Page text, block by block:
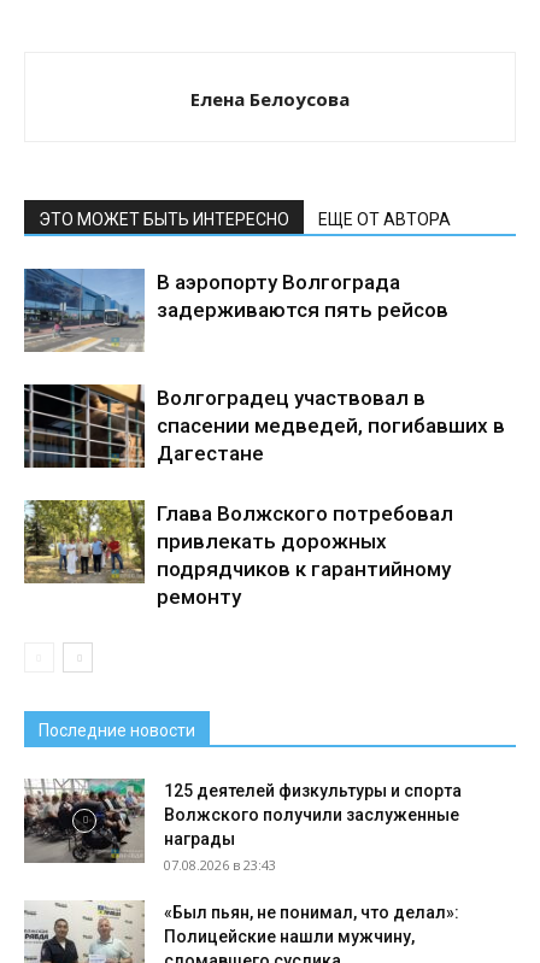
Елена Белоусова
ЭТО МОЖЕТ БЫТЬ ИНТЕРЕСНО ЕЩЕ ОТ АВТОРА
В аэропорту Волгограда
задерживаются пять рейсов
Волгоградец участвовал в
спасении медведей, погибавших в
Дагестане
Глава Волжского потребовал
привлекать дорожных
подрядчиков к гарантийному
ремонту
Последние новости
125 деятелей физкультуры и спорта
Волжского получили заслуженные
награды
07.08.2026 в 23:43
«Был пьян, не понимал, что делал»:
Полицейские нашли мужчину,